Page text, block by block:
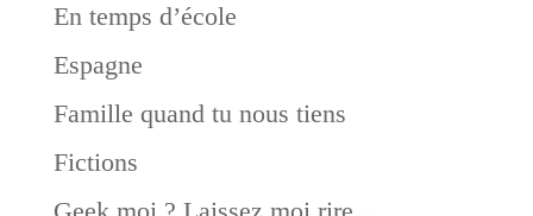
En temps d’école
Espagne
Famille quand tu nous tiens
Fictions